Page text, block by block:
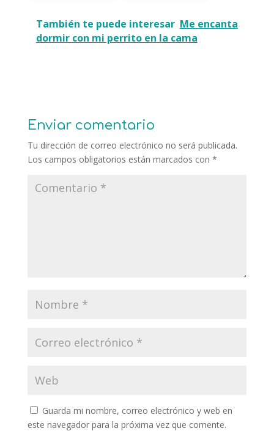
También te puede interesar Me encanta
dormir con mi perrito en la cama
Enviar comentario
Tu dirección de correo electrónico no será publicada.
Los campos obligatorios están marcados con *
Guarda mi nombre, correo electrónico y web en
este navegador para la próxima vez que comente.